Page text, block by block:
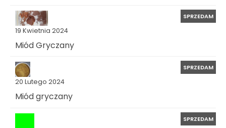
19 Kwietnia 2024
SPRZEDAM
Miód Gryczany
20 Lutego 2024
SPRZEDAM
Miód gryczany
SPRZEDAM